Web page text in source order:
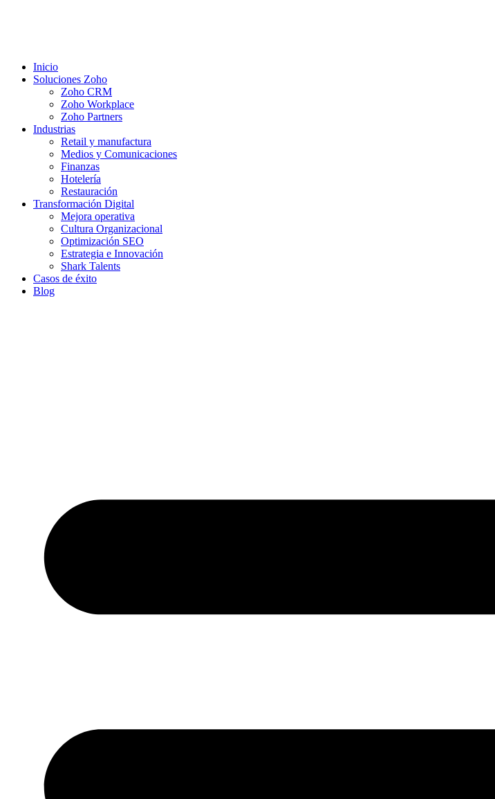
Inicio
Soluciones Zoho
Zoho CRM
Zoho Workplace
Zoho Partners
Industrias
Retail y manufactura
Medios y Comunicaciones
Finanzas
Hotelería
Restauración
Transformación Digital
Mejora operativa
Cultura Organizacional
Optimización SEO
Estrategia e Innovación
Shark Talents
Casos de éxito
Blog